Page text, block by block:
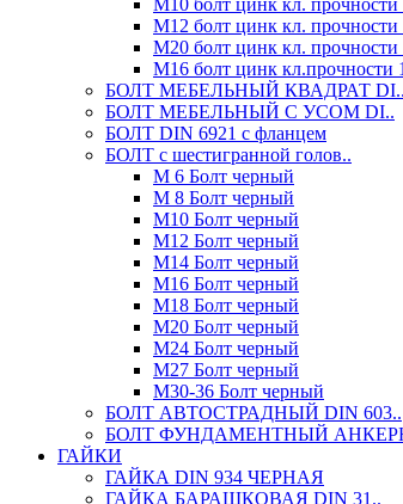
М10 болт цинк кл. прочности
М12 болт цинк кл. прочности
М20 болт цинк кл. прочности
М16 болт цинк кл.прочности
БОЛТ МЕБЕЛЬНЫЙ КВАДРАТ DI..
БОЛТ МЕБЕЛЬНЫЙ С УСОМ DI..
БОЛТ DIN 6921 c фланцем
БОЛТ с шестигранной голов..
М 6 Болт черный
М 8 Болт черный
М10 Болт черный
М12 Болт черный
М14 Болт черный
М16 Болт черный
М18 Болт черный
М20 Болт черный
М24 Болт черный
М27 Болт черный
М30-36 Болт черный
БОЛТ АВТОСТРАДНЫЙ DIN 603..
БОЛТ ФУНДАМЕНТНЫЙ
ГАЙКИ
ГАЙКА DIN 934 ЧЕРНАЯ
ГАЙКА БАРАШКОВАЯ DIN 31..